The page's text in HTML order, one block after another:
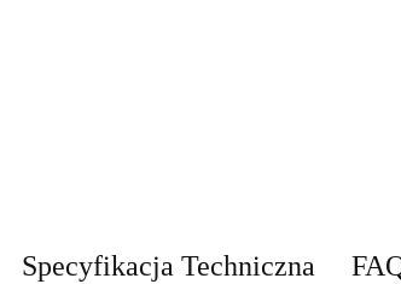
Specyfikacja Techniczna